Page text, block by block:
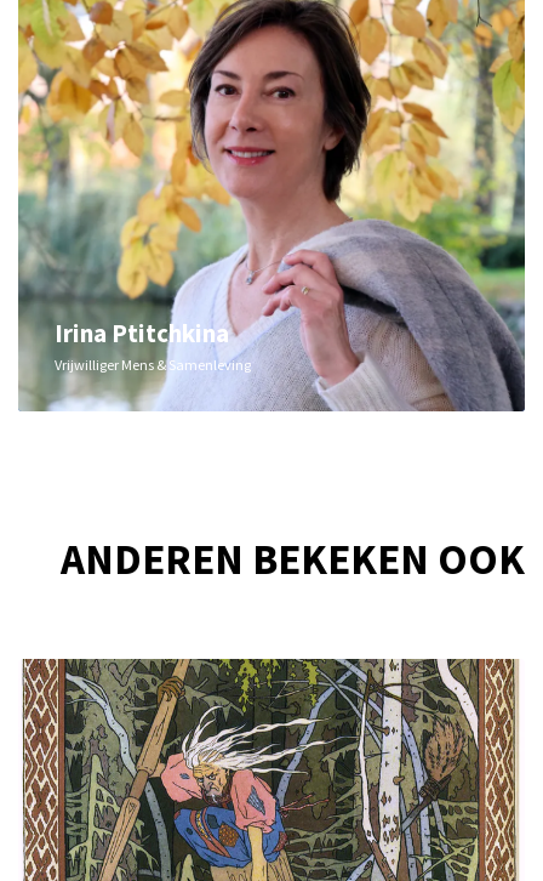
Irina Ptitchkina
Vrijwilliger Mens & Samenleving
ANDEREN BEKEKEN OOK